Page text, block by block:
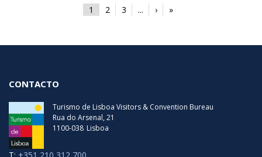
1 2 3 ... › »
CONTACTO
Turismo de Lisboa Visitors & Convention Bureau
Rua do Arsenal, 21
1100-038 Lisboa